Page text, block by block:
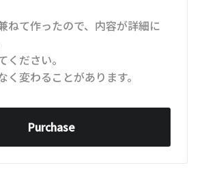
ねて作ったので、内容が詳細に
ください。
変わることがあります。
Purchase